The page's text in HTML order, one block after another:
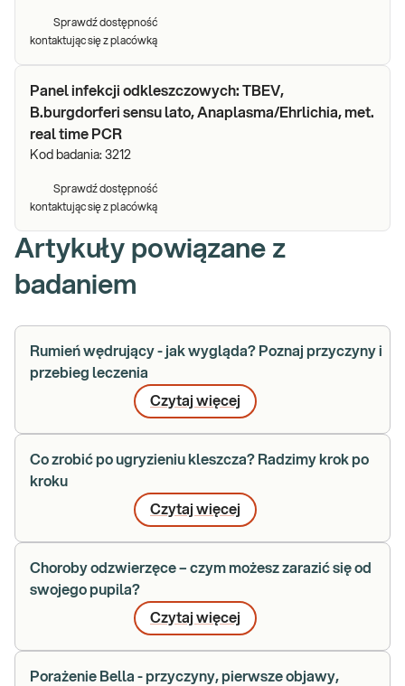
Sprawdź dostępność
kontaktując się z placówką
Panel infekcji odkleszczowych: TBEV,
B.burgdorferi sensu lato, Anaplasma/Ehrlichia, met.
real time PCR
Kod badania: 3212
Sprawdź dostępność
kontaktując się z placówką
Artykuły powiązane z
badaniem
Rumień wędrujący - jak wygląda? Poznaj przyczyny i
przebieg leczenia
Czytaj więcej
Co zrobić po ugryzieniu kleszcza? Radzimy krok po
kroku
Czytaj więcej
Choroby odzwierzęce – czym możesz zarazić się od
swojego pupila?
Czytaj więcej
Porażenie Bella - przyczyny, pierwsze objawy,